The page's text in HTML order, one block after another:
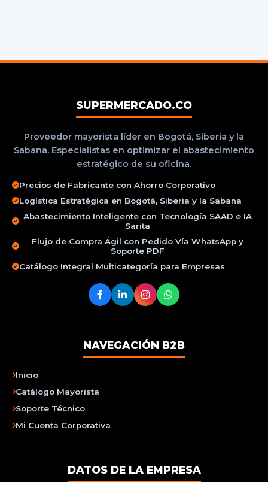
SUPERMERCADO.CO
Proveedor mayorista líder en Bogotá, Siberia y la
Sabana. Especialistas en optimizar el abastecimiento
estratégico de su oficina.
Precios de Fabricante con Ahorro Corporativo
Logística Estratégica en Bogotá, Siberia y la Sabana
Abastecimiento Inteligente con Tecnología SAAD e IA
Sarita
Flujo de Compra Ágil con Pedido Vía WhatsApp y
Soporte PDF
Catálogo Integral Multicategoría para Empresas
NAVEGACIÓN B2B
Inicio
Catálogo Mayorista
Soporte Técnico
Mi Cuenta Corporativa
DATOS DE LA EMPRESA